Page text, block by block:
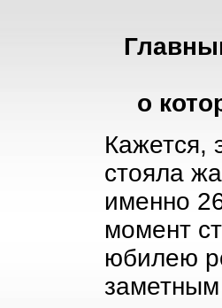
о
Кажется,
стояла
именно
момент
юбилею